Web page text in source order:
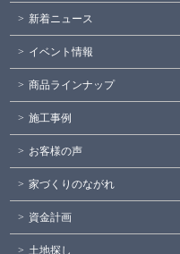
新着ニュース
イベント情報
商品ラインナップ
施工事例
お客様の声
家づくりのながれ
資金計画
土地探し